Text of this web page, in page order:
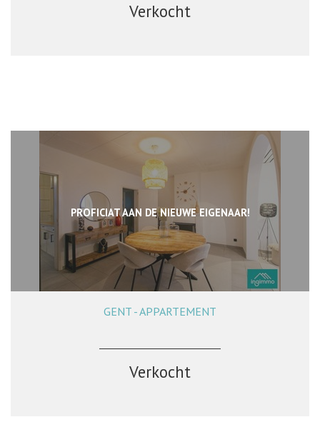
Verkocht
PROFICIAT AAN DE NIEUWE EIGENAAR!
85 m² 2 1
GENT - APPARTEMENT
Verkocht